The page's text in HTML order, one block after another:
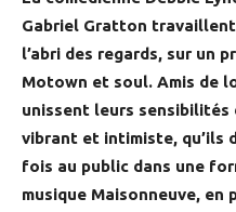
Gabriel Gratton
l’abri des regards, sur un
Motown et soul. Amis de
unissent leurs
vibrant et intimiste, qu’ils
fois au public dans une
musique Maisonneuve,